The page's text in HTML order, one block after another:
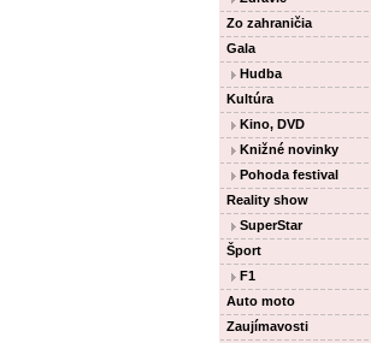
Zo zahraničia
Gala
Hudba
Kultúra
Kino, DVD
Knižné novinky
Pohoda festival
Reality show
SuperStar
Šport
F1
Auto moto
Zaujímavosti